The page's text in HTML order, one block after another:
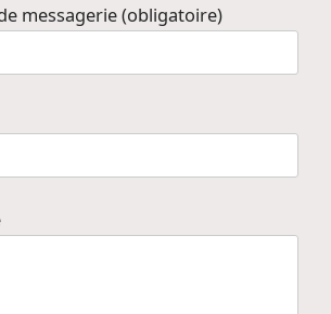
messagerie (obligatoire)